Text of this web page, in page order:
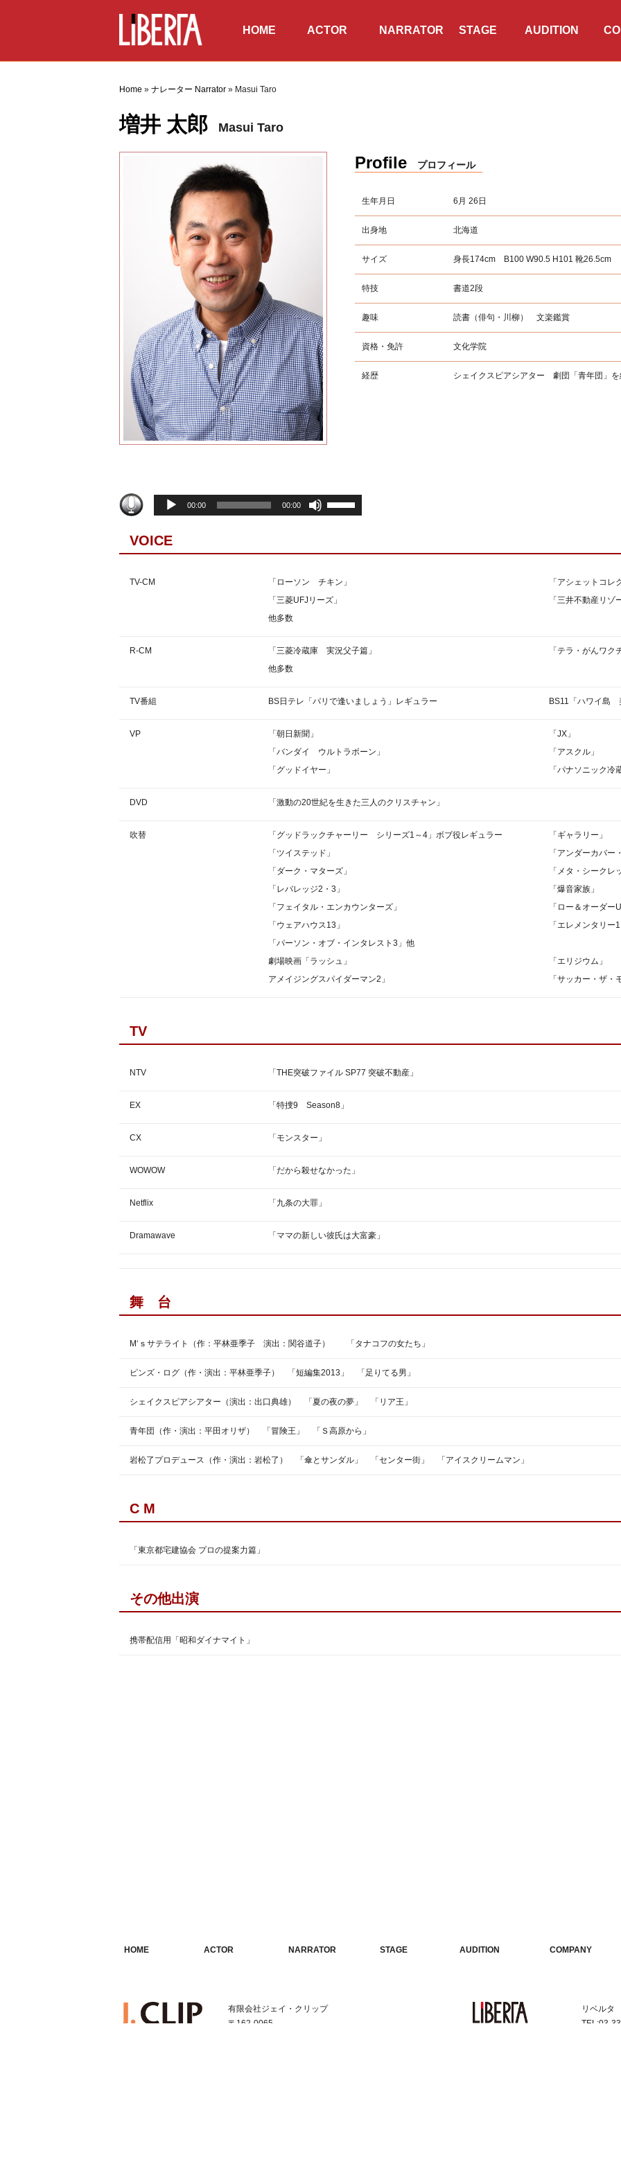
HOME
ホーム
ACTOR
俳優・タレント
NARRATOR
ナレーター
STAGE
公演情報
AUDITION
オーディション
TWITTERINSTAGRAM
Home » ナレーター Narrator » Masui Taro
増井 太郎 Masui Taro
Profile プロフィール
生年月日 6月 26日
出身地 北海道
サイズ 身長174cm B100 W90.5 H101 靴26.5cm
特技 書道2段
趣味 読書（俳句・川柳） 文楽鑑賞
資格・免許 文化学院
経歴 シェイクスピアシアター 劇団「青年団」を
声
レ
ー
00:00 00:00
ボ
リ
節
に
下
ー
っ
さ
VOICE
TV-CM 「ローソン チキン」
「アシェットコ
「三菱UFJリーズ」
「三井不動産リゾ
他多数
R-CM 「三菱冷蔵庫 実況父子篇」
「テラ・がんワク
他多数
TV番組 BS日テレ「パリで逢いましょう」レギュラー BS11「ハワイ島
VP 「朝日新聞」
「JX」
「バンダイ ウルトラボーン」
「アスクル」
「グッドイヤー」
「パナソニック冷
DVD 「激動の20世紀を生きた三人のクリスチャン」
吹替 「グッドラックチャーリー シリーズ1～4」ボブ役レギュラー
「ギャラリー」
「ツイステッド」
「アンダーカバー
「ダーク・マターズ」
「メタ・シークレ
「レバレッジ2・3」
「爆音家族」
「フェイタル・エンカウンターズ」
「ロー＆オーダ
「ウェアハウス13」
「エレメンタリー1
「パーソン・オブ・インタレスト3」他
劇場映画「ラッシュ」
「エリジウム」
アメイジングスパイダーマン2」
「サッカー・ザ・
TV
NTV 「THE突破ファイル SP77 突破不動産」
EX 「特捜9 Season8」
CX 「モンスター」
WOWOW 「だから殺せなかった」
Netflix 「九条の大罪」
Dramawave 「ママの新しい彼氏は大富豪」
舞 台
M‘ｓサテライト（作：平林亜季子 演出：関谷道子） 「タナコフの女たち」
ピンズ・ログ（作・演出：平林亜季子） 「短編集2013」 「足りてる男」
シェイクスピアシアター（演出：出口典雄） 「夏の夜の夢」 「リア王」
青年団（作・演出：平田オリザ） 「冒険王」 「Ｓ高原から」
岩松了プロデュース（作・演出：岩松了） 「傘とサンダル」 「センター街」 「アイスクリームマン」
C M
「東京都宅建協会 プロの提案力篇」
その他出演
携帯配信用「昭和ダイナマイト」
HOME ACTOR NARRATOR STAGE AUDITION COMPANY
TWITTER INSTAGRAM
有限会社ジェイ・クリップ
〒162-0065
リベルタ
TEL:03-